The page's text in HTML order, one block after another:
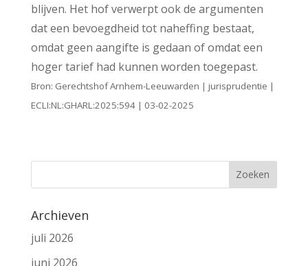
blijven. Het hof verwerpt ook de argumenten
dat een bevoegdheid tot naheffing bestaat,
omdat geen aangifte is gedaan of omdat een
hoger tarief had kunnen worden toegepast.
Bron: Gerechtshof Arnhem-Leeuwarden | jurisprudentie |
ECLI:NL:GHARL:2025:594 | 03-02-2025
Archieven
juli 2026
juni 2026